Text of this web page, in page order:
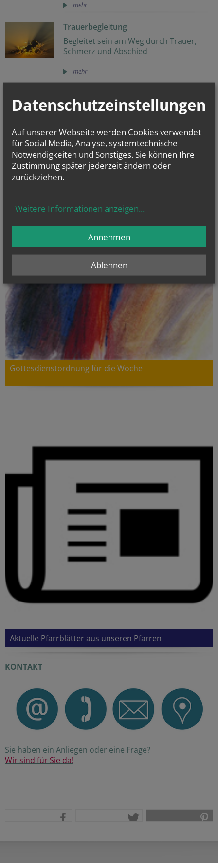
mehr
Trauerbegleitung
Begleitet sein am Weg durch Trauer,
Schmerz und Abschied
mehr
vorherige 1 2 weitere
Gottesdienstordnung für die Woche
Aktuelle Pfarrblätter aus unseren Pfarren
KONTAKT
Sie haben ein Anliegen oder eine Frage?
Wir sind für Sie da!
Datenschutzeinstellungen
Auf unserer Webseite werden Cookies verwendet
für Social Media, Analyse, systemtechnische
Notwendigkeiten und Sonstiges. Sie können Ihre
Zustimmung später jederzeit ändern oder
zurückziehen.
Weitere Informationen anzeigen...
Ablehnen
Annehmen